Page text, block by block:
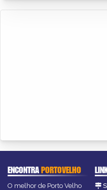
ENCONTRAPORTOVELHO
O melhor de Porto Velho